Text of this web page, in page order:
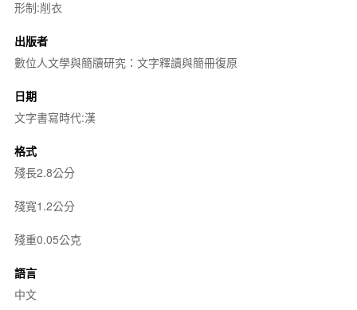
形制:削衣
出版者
數位人文學與簡牘研究：文字釋讀與簡冊復原
日期
文字書寫時代:漢
格式
殘長2.8公分
殘寬1.2公分
殘重0.05公克
語言
中文